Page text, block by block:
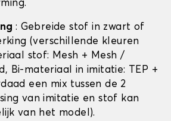
: Gebreide stof in zwart of
(verschillende kleuren
stof: Mesh + Mesh /
Bi-materiaal in imitatie: TEP +
een mix tussen de 2
van imitatie en stof kan
van het model).